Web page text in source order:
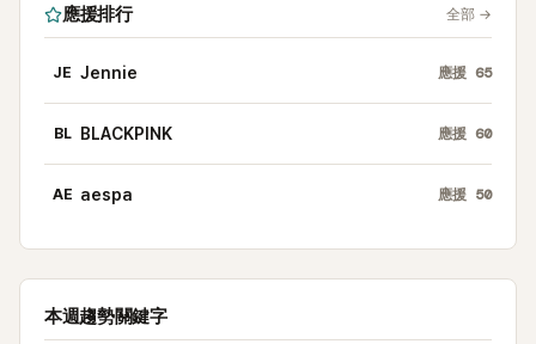
應援排行 全部 →
JE Jennie 應援 65
BL BLACKPINK 應援 60
AE aespa 應援 50
本週趨勢關鍵字